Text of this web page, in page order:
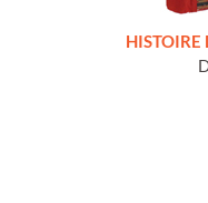
HISTOIRE